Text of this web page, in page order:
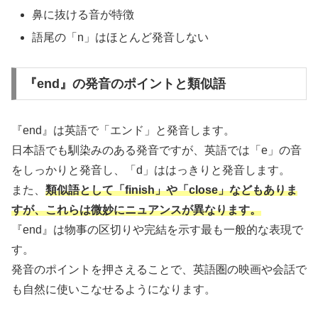
鼻に抜ける音が特徴
語尾の「n」はほとんど発音しない
『end』の発音のポイントと類似語
『end』は英語で「エンド」と発音します。
日本語でも馴染みのある発音ですが、英語では「e」の音
をしっかりと発音し、「d」ははっきりと発音します。
また、 類似語として「finish」や「close」などもありま
すが、これらは微妙にニュアンスが異なります。
『end』は物事の区切りや完結を示す最も一般的な表現で
す。
発音のポイントを押さえることで、英語圏の映画や会話で
も自然に使いこなせるようになります。